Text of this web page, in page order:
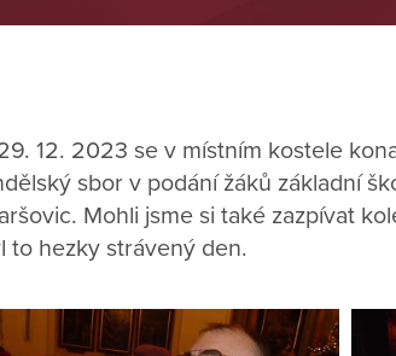
12. 2023 se v místním kostele
sbor v podání žáků základní
Mohli jsme si také zazpívat
to hezky strávený den.